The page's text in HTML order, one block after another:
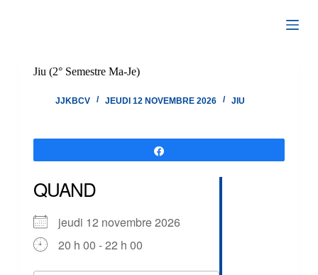
Jiu (2° Semestre Ma-Je)
JJKBCV JEUDI 12 NOVEMBRE 2026 JIU
QUAND
jeudi 12 novembre 2026
20 h 00 - 22 h 00